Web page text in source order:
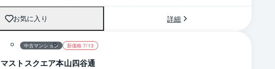
お気に入り 詳細
中古マンション 新価格 7/13
マストスクエア本山四谷通